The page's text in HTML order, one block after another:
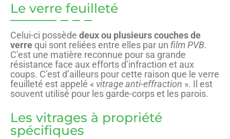
Le verre feuilleté
Celui-ci possède deux ou plusieurs couches de
verre qui sont reliées entre elles par un film PVB.
C’est une matière reconnue pour sa grande
résistance face aux efforts d’infraction et aux
coups. C’est d’ailleurs pour cette raison que le verre
feuilleté est appelé « vitrage anti-effraction ». Il est
souvent utilisé pour les garde-corps et les parois.
Les vitrages à propriété
spécifiques